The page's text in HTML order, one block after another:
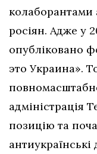
колаборантами
росіян. Адже у
опубліковано
это Украина».
адміністрація
позицію та